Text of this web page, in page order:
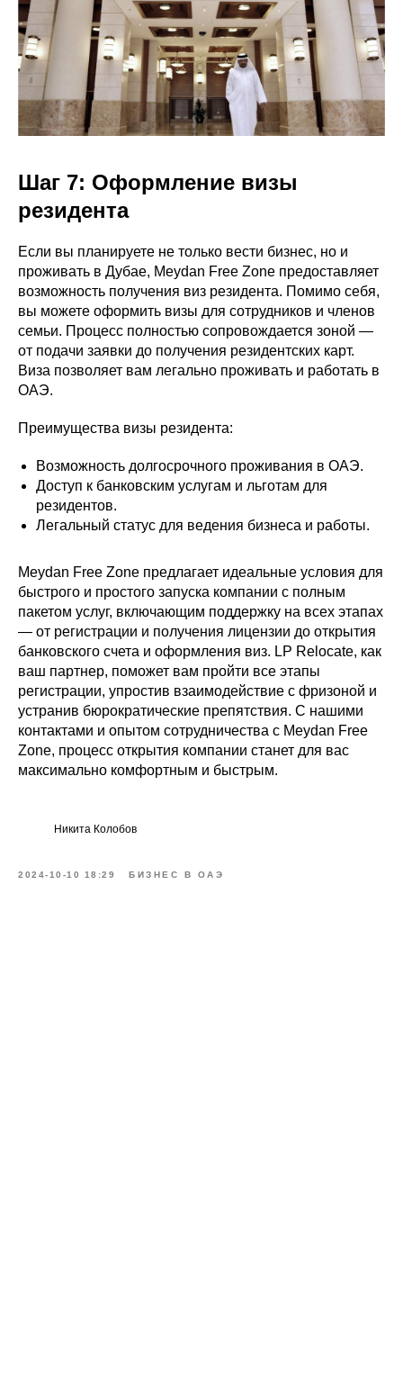
Шаг 7: Оформление визы
резидента
Если вы планируете не только вести бизнес, но и
проживать в Дубае, Meydan Free Zone предоставляет
возможность получения виз резидента. Помимо себя,
вы можете оформить визы для сотрудников и членов
семьи. Процесс полностью сопровождается зоной —
от подачи заявки до получения резидентских карт.
Виза позволяет вам легально проживать и работать в
ОАЭ.
Преимущества визы резидента:
Возможность долгосрочного проживания в ОАЭ.
Доступ к банковским услугам и льготам для
резидентов.
Легальный статус для ведения бизнеса и работы.
Meydan Free Zone предлагает идеальные условия для
быстрого и простого запуска компании с полным
пакетом услуг, включающим поддержку на всех этапах
— от регистрации и получения лицензии до открытия
банковского счета и оформления виз. LP Relocate, как
ваш партнер, поможет вам пройти все этапы
регистрации, упростив взаимодействие с фризоной и
устранив бюрократические препятствия. С нашими
контактами и опытом сотрудничества с Meydan Free
Zone, процесс открытия компании станет для вас
максимально комфортным и быстрым.
Никита Колобов
2024-10-10 18:29 БИЗНЕС В ОАЭ